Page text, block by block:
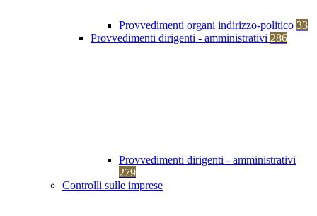
Provvedimenti organi indirizzo-politico 33
Provvedimenti dirigenti - amministrativi 286
Provvedimenti dirigenti - amministrativi
279
Controlli sulle imprese